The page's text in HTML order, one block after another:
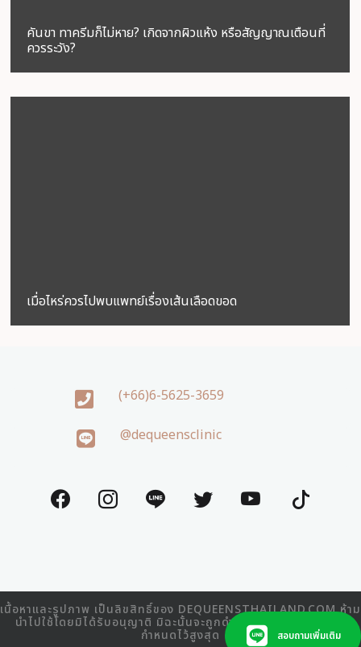
คันขา ทาครีมก็ไม่หาย? เกิดจากผิวแห้ง หรือสัญญาณเตือนที่
ควรระวัง?
เมื่อไหร่ควรไปพบแพทย์เรื่องเส้นเลือดขอด
(+66)6-5625-3659
@dequeensclinic
สอบถามเพิ่มเติม
เนื้อหาและรูปภาพ เป็นลิขสิทธิ์ของ DEQUEENSTHAILAND.COM ห้าม
นำไปใช้โดยมิได้รับอนุญาติ มิฉะนั้นจะถูกดำเนินคดีตามที่กฎหมาย
กำหนดไว้สูงสุด